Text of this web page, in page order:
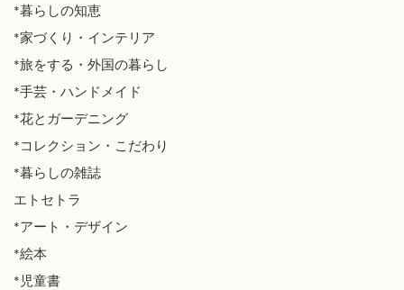
*暮らしの知恵
*家づくり・インテリア
*旅をする・外国の暮らし
*手芸・ハンドメイド
*花とガーデニング
*コレクション・こだわり
*暮らしの雑誌
エトセトラ
*アート・デザイン
*絵本
*児童書